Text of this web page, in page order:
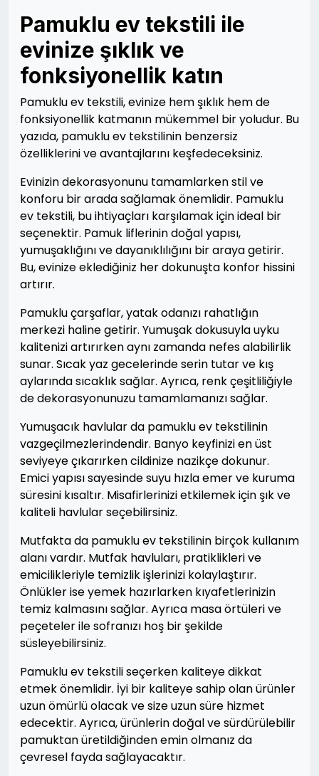
Pamuklu ev tekstili ile
evinize şıklık ve
fonksiyonellik katın
Pamuklu ev tekstili, evinize hem şıklık hem de
fonksiyonellik katmanın mükemmel bir yoludur. Bu
yazıda, pamuklu ev tekstilinin benzersiz
özelliklerini ve avantajlarını keşfedeceksiniz.
Evinizin dekorasyonunu tamamlarken stil ve
konforu bir arada sağlamak önemlidir. Pamuklu
ev tekstili, bu ihtiyaçları karşılamak için ideal bir
seçenektir. Pamuk liflerinin doğal yapısı,
yumuşaklığını ve dayanıklılığını bir araya getirir.
Bu, evinize eklediğiniz her dokunuşta konfor hissini
artırır.
Pamuklu çarşaflar, yatak odanızı rahatlığın
merkezi haline getirir. Yumuşak dokusuyla uyku
kalitenizi artırırken aynı zamanda nefes alabilirlik
sunar. Sıcak yaz gecelerinde serin tutar ve kış
aylarında sıcaklık sağlar. Ayrıca, renk çeşitliliğiyle
de dekorasyonunuzu tamamlamanızı sağlar.
Yumuşacık havlular da pamuklu ev tekstilinin
vazgeçilmezlerindendir. Banyo keyfinizi en üst
seviyeye çıkarırken cildinize nazikçe dokunur.
Emici yapısı sayesinde suyu hızla emer ve kuruma
süresini kısaltır. Misafirlerinizi etkilemek için şık ve
kaliteli havlular seçebilirsiniz.
Mutfakta da pamuklu ev tekstilinin birçok kullanım
alanı vardır. Mutfak havluları, pratiklikleri ve
emicilikleriyle temizlik işlerinizi kolaylaştırır.
Önlükler ise yemek hazırlarken kıyafetlerinizin
temiz kalmasını sağlar. Ayrıca masa örtüleri ve
peçeteler ile sofranızı hoş bir şekilde
süsleyebilirsiniz.
Pamuklu ev tekstili seçerken kaliteye dikkat
etmek önemlidir. İyi bir kaliteye sahip olan ürünler
uzun ömürlü olacak ve size uzun süre hizmet
edecektir. Ayrıca, ürünlerin doğal ve sürdürülebilir
pamuktan üretildiğinden emin olmanız da
çevresel fayda sağlayacaktır.